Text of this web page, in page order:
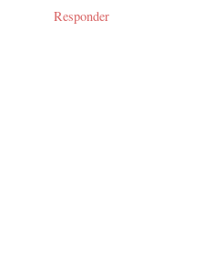
Responder